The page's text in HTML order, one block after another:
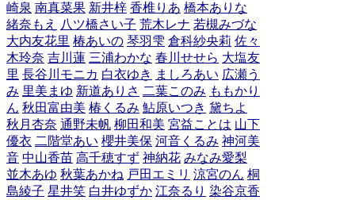
崎泉 南真菜果 新井梓 香椎りあ 橋本ありな
緒奈もえ
八ツ橋さい子 荒木レナ 若槻みづな
大内友花里 椿あいの 琴羽雫 倉科紗央莉 佐々
木玲奈 吉川蓮 三浦わかな 春川せせら 大塩友
里 長谷川モニカ 白衣ゆき ましろあい 広瀬う
み 里美まゆ 新道ありさ 二葉このみ ももかり
ん 秋田富由美 椿くるみ 鮎原いつき 黛ちよ
秋月杏奈 通野未帆 柳田和美 宮益ことは 山下
優衣 二階堂あい 櫻井美保 河音くるみ 神河美
音 中山香苗 高千穂すず 神納花 みなみ愛梨
並木あゆ 秋葉あかね 戸田エミリ 涼宮のん 桐
島綾子 星井笑 白井ゆずか 江奈るり 染谷京香